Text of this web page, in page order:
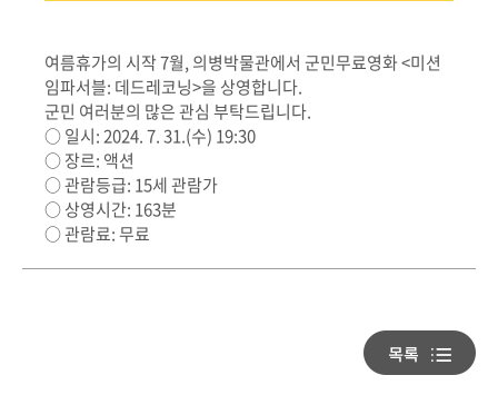
여름휴가의 시작 7월, 의병박물관에서 군민무료영화 <미션
임파서블: 데드레코닝>을 상영합니다.
군민 여러분의 많은 관심 부탁드립니다.
○ 일시: 2024. 7. 31.(수) 19:30
○ 장르: 액션
○ 관람등급: 15세 관람가
○ 상영시간: 163분
○ 관람료: 무료